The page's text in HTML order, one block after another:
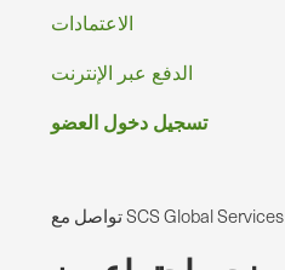
الاعتمادات
الدفع عبر الإنترنت
تسجيل دخول العضو
تواصل مع SCS Global Services